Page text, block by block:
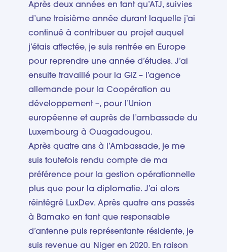
Après deux années en tant qu’ATJ, suivies
d’une troisième année durant laquelle j’ai
continué à contribuer au projet auquel
j’étais affectée, je suis rentrée en Europe
pour reprendre une année d’études. J’ai
ensuite travaillé pour la GIZ – l’agence
allemande pour la Coopération au
développement –, pour l’Union
européenne et auprès de l’ambassade du
Luxembourg à Ouagadougou.
Après quatre ans à l’Ambassade, je me
suis toutefois rendu compte de ma
préférence pour la gestion opérationnelle
plus que pour la diplomatie. J’ai alors
réintégré LuxDev. Après quatre ans passés
à Bamako en tant que responsable
d’antenne puis représentante résidente, je
suis revenue au Niger en 2020. En raison